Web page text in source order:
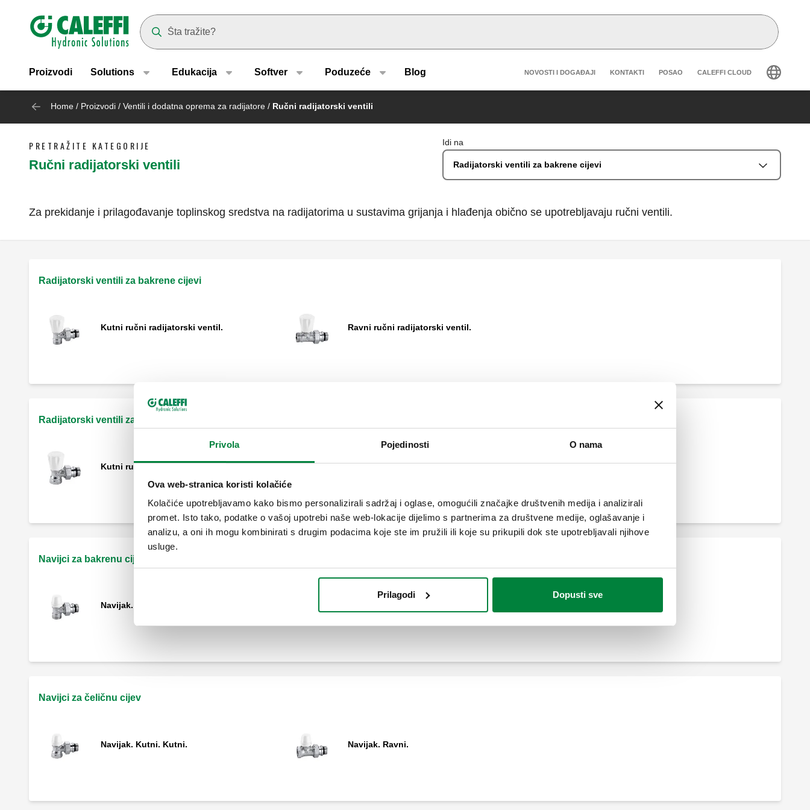
Privola Pojedinosti O nama
Ova web-stranica koristi kolačiće
Kolačiće upotrebljavamo kako bismo personalizirali sadržaj i oglase, omogućili značajke društvenih medija i analizirali
promet. Isto tako, podatke o vašoj upotrebi naše web-lokacije dijelimo s partnerima za društvene medije, oglašavanje i
analizu, a oni ih mogu kombinirati s drugim podacima koje ste im pružili ili koje su prikupili dok ste upotrebljavali njihove
usluge.
Prilagodi Dopusti sve
Header main navigation
Proizvodi Solutions Edukacija Softver Poduzeće Blog Header secondary navigation
NOVOSTI I DOGAĐAJI KONTAKTI POSAO CALEFFI CLOUD
Home / Proizvodi / Ventili i dodatna oprema za radijatore / Ručni radijatorski ventili
PRETRAŽITE KATEGORIJE
Ručni radijatorski ventili
Idi na
Radijatorski ventili za bakrene cijevi
Za prekidanje i prilagođavanje toplinskog sredstva na radijatorima u sustavima grijanja i hlađenja obično se upotrebljavaju ručni ventili.
Radijatorski ventili za bakrene cijevi
Kutni ručni radijatorski ventil. Ravni ručni radijatorski ventil.
Radijatorski ventili za čelične cijevi
Kutni ručni radijatorski ventil. Ravni ručni radijatorski ventil.
Navijci za bakrenu cijev
Navijak. Kutni.
Navijci za čeličnu cijev
Navijak. Kutni. Kutni. Navijak. Ravni.